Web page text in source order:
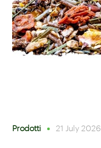
Prodotti 21 July 2026